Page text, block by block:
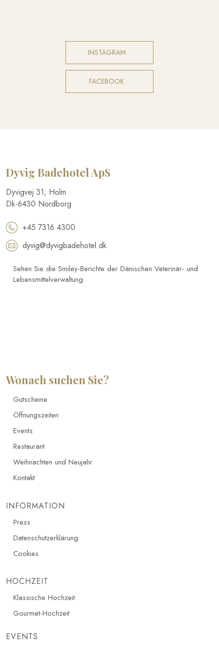
INSTAGRAM​
FACEBOOK​
Dyvig Badehotel​ ApS
​Dyvigvej 31, Holm​
Dk-​6430 Nordborg​
+45 7316 4300
dyvig@dyvigbadehotel.dk​
Sehen Sie die Smiley-Berichte der Dänischen Veterinär- und
Lebensmittelverwaltung
Wonach suchen Sie?
Gutscheine
Öffnungszeiten
Events
Restaurant
Weihnachten und Neujahr
Kontakt
INFORMATION
Press
Datenschutzerklärung
Cookies
HOCHZEIT
Klassische Hochzeit
Gourmet-Hochzeit
EVENTS